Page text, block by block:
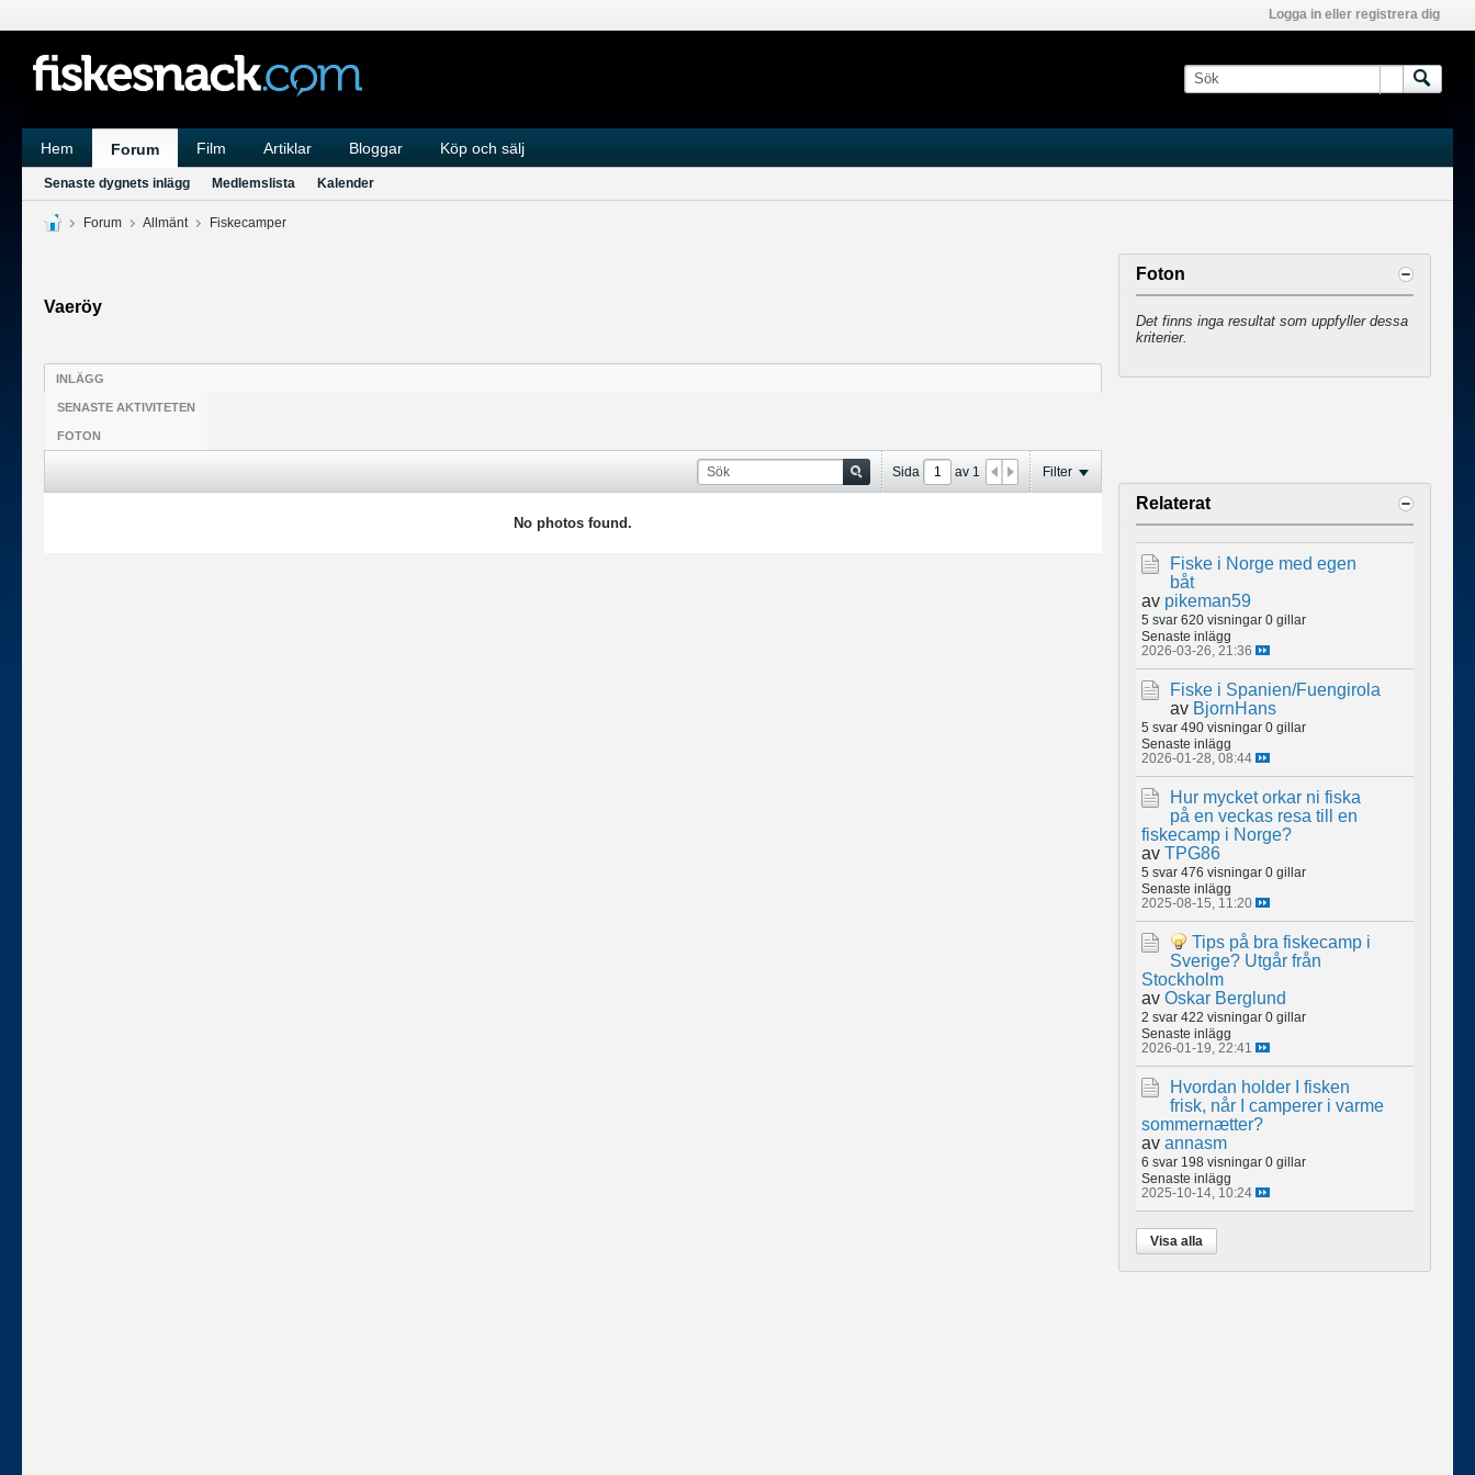
Logga in eller registrera dig
Hem Forum Film Artiklar Bloggar Köp och sälj
Senaste dygnets inlägg Medlemslista Kalender
Forum Allmänt Fiskecamper
Vaeröy
INLÄGG
SENASTE AKTIVITETEN
FOTON
Sida av 1 Filter
No photos found.
Foton
Det finns inga resultat som uppfyller dessa
kriterier.
Relaterat
Fiske i Norge med egen
båt
av pikeman59
5 svar 620 visningar 0 gillar
Senaste inlägg
2026-03-26, 21:36
Fiske i Spanien/Fuengirola
av BjornHans
5 svar 490 visningar 0 gillar
Senaste inlägg
2026-01-28, 08:44
Hur mycket orkar ni fiska
på en veckas resa till en
fiskecamp i Norge?
av TPG86
5 svar 476 visningar 0 gillar
Senaste inlägg
2025-08-15, 11:20
Tips på bra fiskecamp i
Sverige? Utgår från
Stockholm
av Oskar Berglund
2 svar 422 visningar 0 gillar
Senaste inlägg
2026-01-19, 22:41
Hvordan holder I fisken
frisk, når I camperer i varme
sommernætter?
av annasm
6 svar 198 visningar 0 gillar
Senaste inlägg
2025-10-14, 10:24
Visa alla